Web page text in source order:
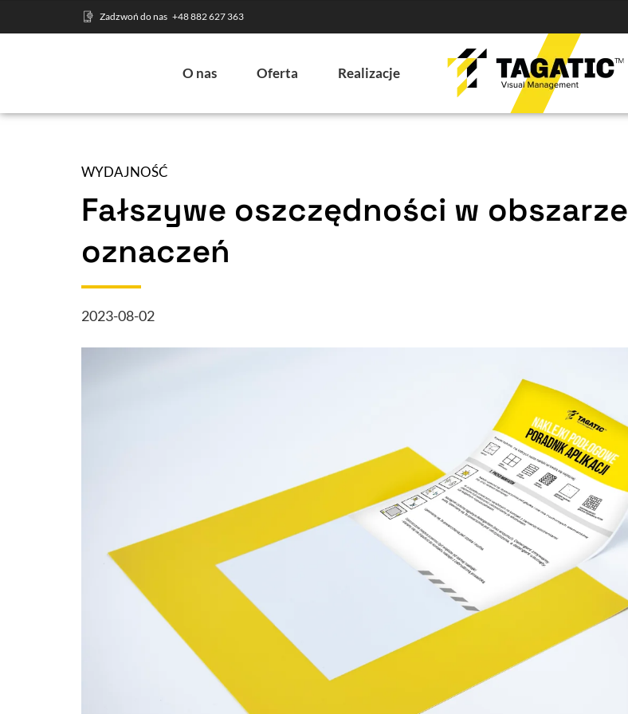
Zadzwoń do nas +48 882 627 363
O nas Oferta Realizacje
WYDAJNOŚĆ
Fałszywe oszczędności w obszarze
oznaczeń
2023-08-02